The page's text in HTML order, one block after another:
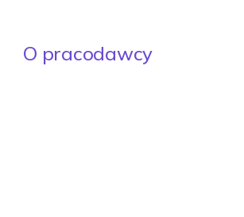
O pracodawcy